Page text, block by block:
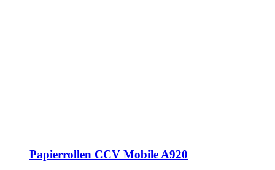
Papierrollen CCV Mobile A920